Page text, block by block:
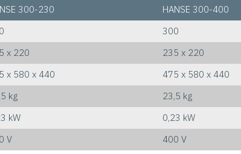
300-230
HANSE 300-400
300
x 220
235 x 220
x 580 x 440
475 x 580 x 440
kg
23,5 kg
kW
0,23 kW
V 400 V